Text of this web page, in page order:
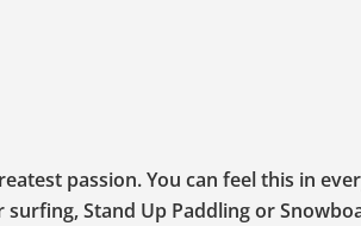
passion. You can feel this in
Stand Up Paddling or